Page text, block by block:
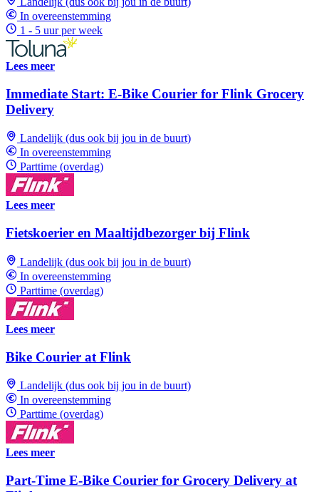
In overeenstemming
1 - 5 uur per week
Lees meer
Immediate Start: E-Bike Courier for Flink Grocery
Delivery
Landelijk (dus ook bij jou in de buurt)
In overeenstemming
Parttime (overdag)
Lees meer
Fietskoerier en Maaltijdbezorger bij Flink
Landelijk (dus ook bij jou in de buurt)
In overeenstemming
Parttime (overdag)
Lees meer
Bike Courier at Flink
Landelijk (dus ook bij jou in de buurt)
In overeenstemming
Parttime (overdag)
Lees meer
Part-Time E-Bike Courier for Grocery Delivery at